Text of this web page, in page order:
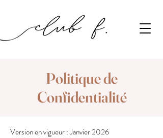
Politique de
Confidentialité
Version en vigueur : Janvier 2026